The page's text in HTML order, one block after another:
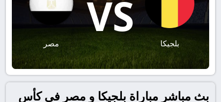
بلجيكا
VS
مصر
بث مباشر مباراة بلجيكا و مصر في كأس